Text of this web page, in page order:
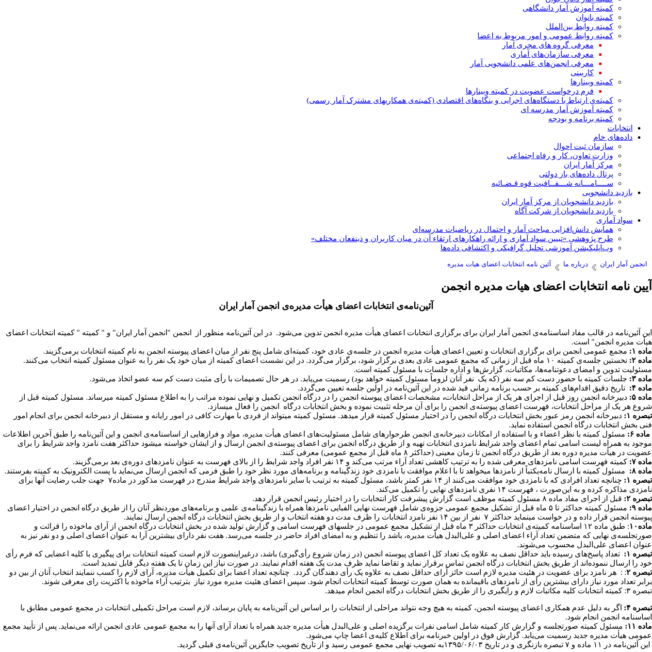
کمیته آموزش آمار دانشگاهی
کمیته بانوان
کمیته روابط بین‌الملل
کمیته روابط عمومی و امور مربوط به اعضا
معرفی گروه های مجری آمار
معرفی سازمان‌های آماری
معرفی انجمن‌های علمی دانشجویی آمار
کاربینی
کمیته وبینارها
فرم درخواست عضویت در کمیته وبینارها
کمیته‌ی ارتباط با دستگاه‌های اجرایی و بنگاه‌های اقتصادی (کمیته‌ی همکاریهای مشترک آمار رسمی)
کمیته آموزش آمار مدرسه ای
کمیته برنامه و بودجه
انتخابات
داده‌های خام
سازمان ثبت احوال
وزارت تعاون، کار و رفاه اجتماعی
مرکز آمار ایران
پرتال داده‌های باز دولتی
ســــامـــانه شـــفــافیت قوه قـضـائیه
بازدید دانشجویی
بازدید دانشجویان از مرکز آمار ایران
بازدید دانشجویان از شرکت آگاه
سواد آماری
همایش دانش‌افزایی مباحث آمار و احتمال در ریاضیات مدرسه‌ای
طرح پژوهشی «تبیین سواد آماری و ارائه راهکارهای ارتقاء آن در میان کاربران و ذینفعان مختلف»
وب‌اپلیکیشن آموزشی تحلیل گرافیکی و اکتشافی داده‌ها
انجمن آمار ایران درباره ما آئین نامه انتخابات اعضای هیات مدیره
آیین نامه انتخابات اعضای هیات مدیره انجمن
آئین‌‏نامه‌ی انتخابات اعضای هیأت مدیره­‌ی انجمن آمار ایران
این آئین‌نامه در قالب مفاد اساسنامه­‌ی انجمن آمار ایران برای برگزاری انتخابات اعضای هیأت مدیره انجمن تدوین می‌شود. در این آئین­‌نامه منظور از انجمن "انجمن آمار ایران" و " کمیته " کمیته انتخابات اعضای
هیأت مدیره انجمن" است.
ماده­ ۱:
مجمع عمومی انجمن برای برگزاری انتخابات و تعیین اعضای هیأت مدیره انجمن در جلسه­‌ی عادی خود، کمیته‌ای شامل پنج نفر از میان اعضای پیوسته انجمن به نام کمیته انتخابات برمی­‌گزیند.
ماده ۲:
نخستین جلسه­‌ی کمیته ۱۰ ماه قبل از زمانی که مجمع عمومی عادی بعدی برگزار شود، برگزار می­‌گردد. در این نشست اعضای کمیته از میان خود یک نفر را به عنوان مسئول کمیته انتخاب می‌کنند.
مسئولیت تدوین و امضای دعوت­نامه‌ها، مکاتبات، گزارش‌ها و اداره جلسات با مسئول کمیته است.
ماده ۳:
جلسات کمیته با حضور دست کم سه نفر (که یک نفر آنان لزوماً مسئول کمیته خواهد بود) رسمیت می‌یابد. در هر حال تصمیمات با رأی مثبت دست کم سه عضو اتخاذ می­‌شود.
ماده ۴:
تاریخ دقیق اقدام‌های کمیته بر حسب برنامه زمانی قید شده در این آئین‌نامه در اولین جلسه تعیین می‌گردد.
ماده ۵:
دبیرخانه انجمن روز قبل از اجرای هر یک از مراحل انتخابات، مشخصات اعضای پیوسته انجمن را در درگاه انجمن تکمیل و نهایی نموده مراتب را به اطلاع مسئول کمیته می­رساند. مسئول کمیته قبل از
شروع هر یک از مراحل انتخابات، فهرست اعضای پیوسته‌­ی انجمن را برای آن مرحله تثبیت نموده و بخش انتخابات درگاه انجمن را فعال می­سازد.
تبصره ۱:
دبیرخانه انجمن رمز عبور بخش انتخابات درگاه انجمن را در اختیار مسئول کمیته قرار می­دهد. مسئول کمیته می­تواند از فردی با مهارت کافی در امور رایانه و مستقل از دبیرخانه انجمن برای انجام امور
فنی بخش انتخابات درگاه انجمن استفاده نماید.
ماده ۶:
مسئول کمیته با نظر اعضاء و با استفاده از امکانات دبیرخانه­‌ی انجمن طرحواره­ای شامل مسئولیت‌های اعضای هیأت مدیره، مواد و فرازهایی از اساسنامه­‌ی انجمن و این آئین‌نامه را طبق آخرین اطلاعات
موجود به همراه لیست اسامی تمام اعضای واجد شرایط نامزدی انتخابات تهیه و از طریق درگاه انجمن برای اعضای پیوسته­‌ی انجمن ارسال و از ایشان خواسته می­شود حداکثر هفت نامزد واجد شرایط را برای
عضویت در هیأت مدیره دوره بعد از طریق درگاه انجمن تا زمان معینی (حداکثر ۸ ماه قبل از مجمع عمومی) معرفی کنند.
ماده ۷:
کمیته فهرست اسامی نامزدهای معرفی شده را به ترتیب کاهشی تعداد آراء مرتب می‌کند و ۱۴ نفر افراد واجد شرایط را از بالای فهرست به عنوان نامزدهای دوره­‌ی بعد برمی‌گزیند.
ماده ۸:
مسئول کمیته با ارسال نامه‌یکتباً از نامزدها می­خواهد تا با اعلام موافقت با نامزدی خود زندگینامه و برنامه‌­های مورد نظر خود را طبق فرمی که انجمن ارسال مینماید با پست الکترونیک به کمیته بفرستند.
تبصره ۱:
چنانچه تعداد افرادی که با نامزدی خود موافقت می‌کنند از ۱۴ نفر کمتر باشد، مسئول کمیته به ترتیب با سایر نامزدهای واجد شرایط مندرج در فهرست مذکور در ماده۷ جهت جلب رضایت آنها برای
نامزدی مذاکره کرده و به این‌صورت ، فهرست ۱۴ نفری نامزدهای نهایی را تکمیل می‌کند.
تبصره ۲:
قبل از اجرای مفاد ماده ۸ مسئول کمیته موظف است گزارش پیشرفت کار انتخابات را در اختیار
رئیس انجمن قرار دهد.
ماده ۹:
مسئول کمیته حداکثر تا ۵ ماه قبل از تشکیل مجمع عمومی جزوه­‌ی شامل فهرست نهایی الفبایی نامزدها همراه با زندگینامه­‌ی علمی و برنامه‌های موردنظر آنان را از طریق درگاه انجمن در اختیار اعضای
پیوسته انجمن قرار داده و در خواست می­نماید حداکثر ۷ نفر از بین ۱۴ نفر نامزد انتخابات را ظرف مدت دو هفته انتخاب و از طریق بخش انتخابات درگاه انجمن ارسال نمایند.
ماده۱۰
: طبق ماده ۱۲ اساسنامه کمیته­‌ی انتخابات حداکثر ۳ ماه قبل از تشکیل مجمع عمومی در جلسه­ای فهرست اسامی و گزارش تولید شده در بخش انتخابات درگاه انجمن از آرای ماخوذه را قرائت و
صورتجلسه­‌ی نهایی که متضمن تعداد آراء اعضای اصلی و علی‌البدل هیأت مدیره، باشد را تنظیم و به امضای افراد حاضر در جلسه می‌رسد. هفت نفر دارای بیشترین آرا به عنوان اعضای اصلی و دو نفر نیز به
عنوان اعضای علی‌البدل محسوب می‌شوند.
تبصره ۱:
تعداد پاسخ‌های رسیده باید حداقل نصف به علاوه یک تعداد کل اعضای پیوسته انجمن (در زمان شروع رأی‌گیری) باشد، درغیراینصورت لازم است کمیته انتخابات برای پیگیری با کلیه اعضایی که فرم رأی
خود را ارسال ننموده‌اند از طریق بخش انتخابات درگاه انجمن تماس برقرار نماید و تقاضا نماید ظرف مدت یک هفته اقدام نمایند. در صورت نیاز این زمان تا یک هفته دیگر قابل تمدید است.
تبصره ۲
: : هر نامزد برای عضویت در هئیت مدیره لازم است حائز آرای حداقل نصف به علاوه یک رأی دهندگان گردد. چنانچه تعداد اعضا برای تکمیل هیأت مدیره، آرای لازم را کسب ننمایند انتخاب آنان از بین دو
برابر تعداد مورد نیاز دارای بیشترین رأی از نامزدهای باقیمانده به همان صورت توسط کمیته انتخابات انجام شود. سپس اعضای هئیت مدیره مورد نیاز بترتیب آراء ماخوذه با اکثریت رای معرفی شوند.
تبصره ۳: کمیته­ انتخابات کلیه مکاتبات لازم و رای­گیری را از طریق بخش انتخابات درگاه انجمن انجام می­دهد.
تبصره ۴:
اگر به دلیل عدم همکاری اعضای پیوسته انجمن، کمیته به هیچ وجه نتواند مراحلی از انتخابات را بر اساس این آئین‌نامه به پایان برساند، لازم است مراحل تکمیلی انتخابات در مجمع عمومی مطابق با
اساسنامه انجمن انجام شود.
ماده ۱۱:
مسئول کمیته صورتجلسه و گزارش کار کمیته شامل اسامی نفرات برگزیده اصلی و علی­‌البدل هیأت مدیره جدید همراه با تعداد آرای آنها را به مجمع عمومی عادی انجمن ارائه می­‌نماید. پس از تأیید مجمع
عمومی هیأت مدیره جدید رسمیت می‌یابد. گزارش فوق در اولین خبرنامه برای اطلاع کلیه­‌ی اعضا چاپ می‌شود.
این آئین­‌نامه در ۱۱ ماده و ۷ تبصره بازنگری و در تاریخ ۱۳۹۵/۰۶/۰۳به تصویب نهایی مجمع عمومی رسید و از تاریخ تصویب جایگزین آئین‌نامه­‌ی قبلی گردید.